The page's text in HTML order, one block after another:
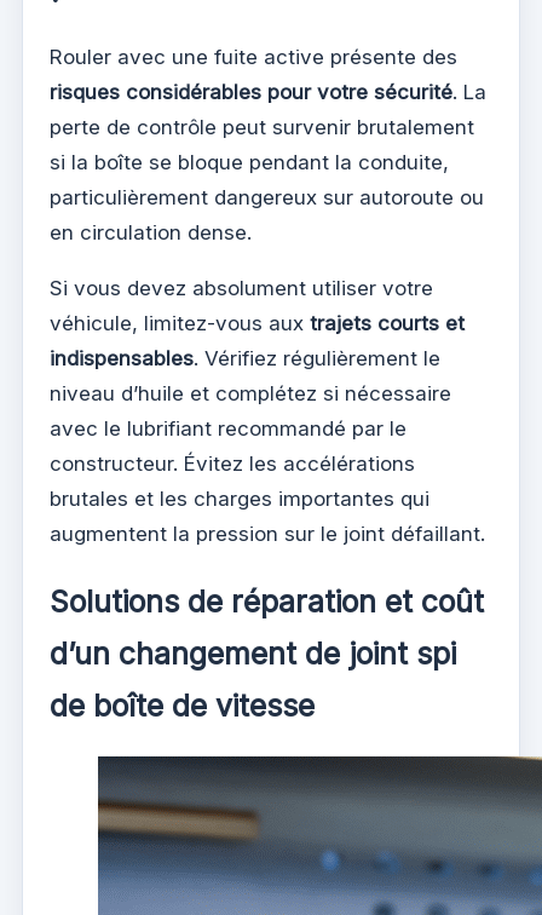
Rouler avec une fuite active présente des
risques considérables pour votre sécurité. La
perte de contrôle peut survenir brutalement
si la boîte se bloque pendant la conduite,
particulièrement dangereux sur autoroute ou
en circulation dense.
Si vous devez absolument utiliser votre
véhicule, limitez-vous aux trajets courts et
indispensables. Vérifiez régulièrement le
niveau d’huile et complétez si nécessaire
avec le lubrifiant recommandé par le
constructeur. Évitez les accélérations
brutales et les charges importantes qui
augmentent la pression sur le joint défaillant.
Solutions de réparation et coût
d’un changement de joint spi
de boîte de vitesse